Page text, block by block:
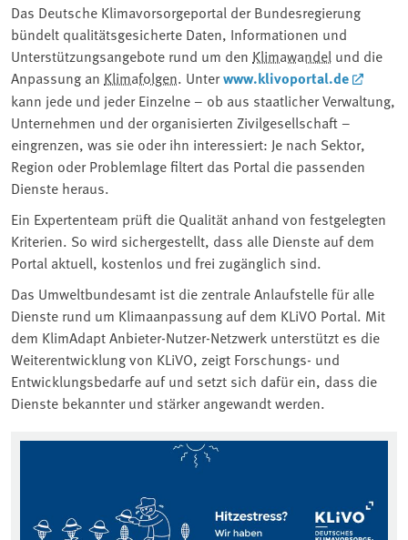
Das Deutsche Klimavorsorgeportal der Bundesregierung
bündelt qualitätsgesicherte Daten, Informationen und
Unterstützungsangebote rund um den Klimawandel und die
Anpassung an Klimafolgen. Unterwww.klivoportal.de
kann jede und jeder Einzelne – ob aus staatlicher Verwaltung,
Unternehmen und der organisierten Zivilgesellschaft –
eingrenzen, was sie oder ihn interessiert: Je nach Sektor,
Region oder Problemlage filtert das Portal die passenden
Dienste heraus.
Ein Expertenteam prüft die Qualität anhand von festgelegten
Kriterien. So wird sichergestellt, dass alle Dienste auf dem
Portal aktuell, kostenlos und frei zugänglich sind.
Das Umweltbundesamt ist die zentrale Anlaufstelle für alle
Dienste rund um Klimaanpassung auf dem KLiVO Portal. Mit
dem KlimAdapt Anbieter-Nutzer-Netzwerk unterstützt es die
Weiterentwicklung von KLiVO, zeigt Forschungs- und
Entwicklungsbedarfe auf und setzt sich dafür ein, dass die
Dienste bekannter und stärker angewandt werden.